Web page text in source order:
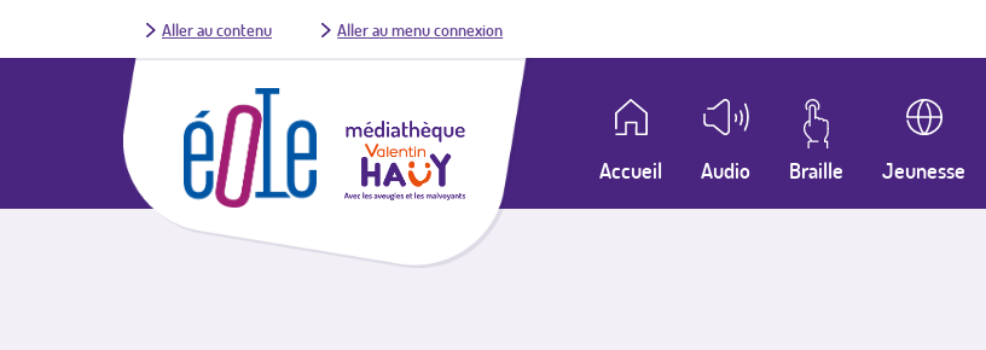
Aller au contenu Aller au menu connexion
Accueil Audio Braille Jeunesse